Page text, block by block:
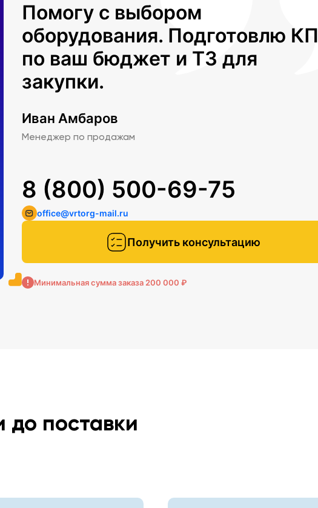
Помогу с выбором
оборудования. Подготовлю КП
по ваш бюджет и ТЗ для
закупки.
Иван Амбаров
Менеджер по продажам
Получить консультацию
8 (800) 500-69-75
office@vrtorg-mail.ru
Минимальная сумма заказа 200 000 ₽
до поставки